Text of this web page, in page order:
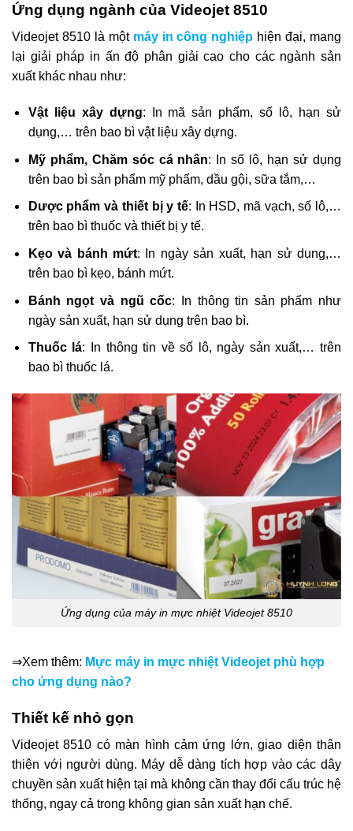
Ứng dụng ngành của Videojet 8510
Videojet 8510 là một máy in công nghiệp hiện đại, mang
lại giải pháp in ấn độ phân giải cao cho các ngành sản
xuất khác nhau như:
Vật liệu xây dựng: In mã sản phẩm, số lô, hạn sử
dụng,… trên bao bì vật liệu xây dựng.
Mỹ phẩm, Chăm sóc cá nhân: In số lô, hạn sử dụng
trên bao bì sản phẩm mỹ phẩm, dầu gội, sữa tắm,…
Dược phẩm và thiết bị y tế: In HSD, mã vạch, số lô,…
trên bao bì thuốc và thiết bị y tế.
Kẹo và bánh mứt: In ngày sản xuất, hạn sử dụng,…
trên bao bì kẹo, bánh mứt.
Bánh ngọt và ngũ cốc: In thông tin sản phẩm như
ngày sản xuất, hạn sử dụng trên bao bì.
Thuốc lá: In thông tin về số lô, ngày sản xuất,… trên
bao bì thuốc lá.
Ứng dụng của máy in mực nhiệt Videojet 8510
⇒Xem thêm: Mực máy in mực nhiệt Videojet phù hợp
cho ứng dụng nào?
Thiết kế nhỏ gọn
Videojet 8510 có màn hình cảm ứng lớn, giao diện thân
thiện với người dùng. Máy dễ dàng tích hợp vào các dây
chuyền sản xuất hiện tại mà không cần thay đổi cấu trúc hệ
thống, ngay cả trong không gian sản xuất hạn chế.